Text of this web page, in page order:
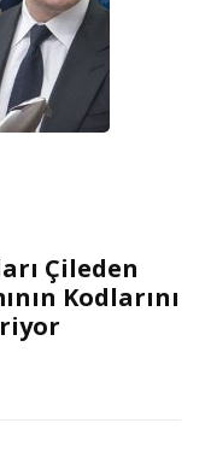
Çileden
Kodlarını